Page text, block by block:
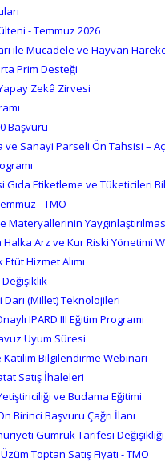
- Temmuz 2026
ile Mücadele ve Hayvan
Prim Desteği
Zekâ Zirvesi
Başvuru
ve Sanayi Parseli Ön Tahsisi –
Gıda Etiketleme ve Tüketicileri
- TMO
Materyallerinin
Arz ve Kur Riski Yönetimi
Hizmet Alımı
(Millet) Teknolojileri
IPARD III Eğitim Programı
Uyum Süresi
Bilgilendirme Webinarı
Satış İhaleleri
ve Budama Eğitimi
Birinci Başvuru Çağrı İlanı
Gümrük Tarifesi Değişikliği
Toptan Satış Fiyatı - TMO